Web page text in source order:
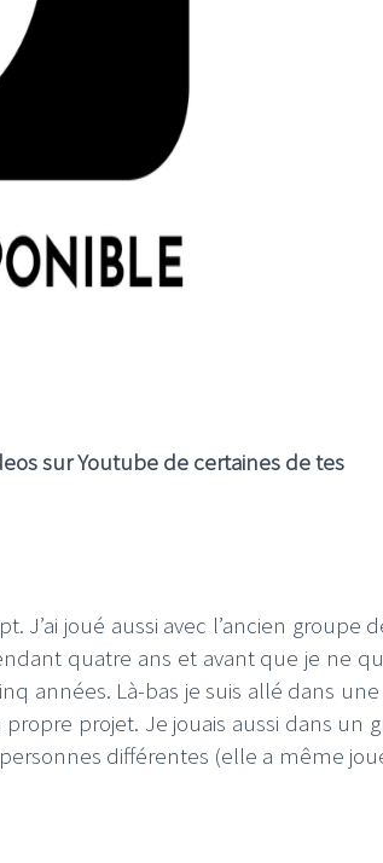
sur Youtube de certaines de tes
J’ai joué aussi avec l’ancien groupe
quatre ans et avant que je ne
années. Là-bas je suis allé dans une
projet. Je jouais aussi dans un
différentes (elle a même
LE GROS RIFFIFI –
The Covers !!!